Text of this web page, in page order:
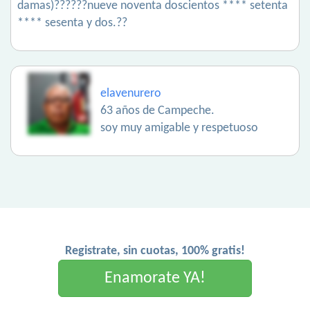
damas)??????nueve noventa doscientos **** setenta
**** sesenta y dos.??
elavenurero
63 años de Campeche.
soy muy amigable y respetuoso
Registrate, sin cuotas, 100% gratis!
Enamorate YA!